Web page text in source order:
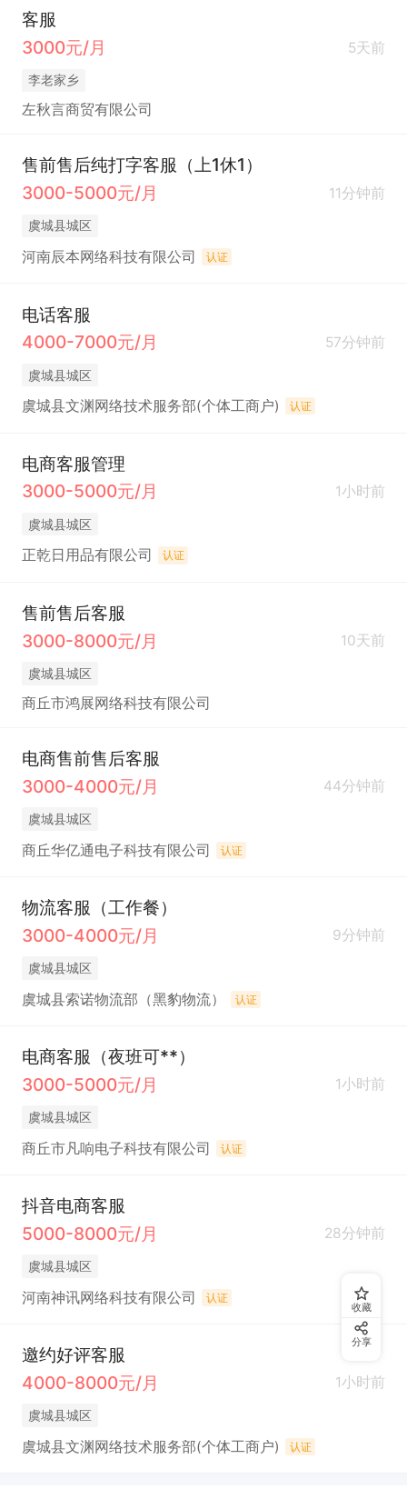
客服
3000元/月
5天前
李老家乡
左秋言商贸有限公司
售前售后纯打字客服（上1休1）
3000-5000元/月
11分钟前
虞城县城区
河南辰本网络科技有限公司 认证
电话客服
4000-7000元/月
57分钟前
虞城县城区
虞城县文渊网络技术服务部(个体工商户) 认证
电商客服管理
3000-5000元/月
1小时前
虞城县城区
正乾日用品有限公司 认证
售前售后客服
3000-8000元/月
10天前
虞城县城区
商丘市鸿展网络科技有限公司
电商售前售后客服
3000-4000元/月
44分钟前
虞城县城区
商丘华亿通电子科技有限公司 认证
物流客服（工作餐）
3000-4000元/月
9分钟前
虞城县城区
虞城县索诺物流部（黑豹物流） 认证
电商客服（夜班可**）
3000-5000元/月
1小时前
虞城县城区
商丘市凡响电子科技有限公司 认证
抖音电商客服
5000-8000元/月
28分钟前
虞城县城区
河南神讯网络科技有限公司 认证
邀约好评客服
4000-8000元/月
1小时前
虞城县城区
虞城县文渊网络技术服务部(个体工商户) 认证
收藏
分享